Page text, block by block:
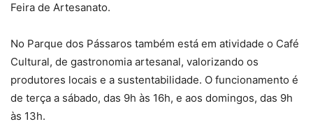
Feira de Artesanato.
No Parque dos Pássaros também está em atividade o Café
Cultural, de gastronomia artesanal, valorizando os
produtores locais e a sustentabilidade. O funcionamento é
de terça a sábado, das 9h às 16h, e aos domingos, das 9h
às 13h.